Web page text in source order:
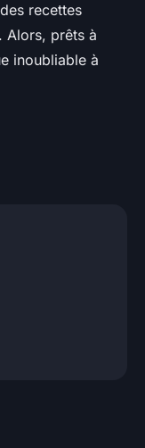
recettes
Alors, prêts à
inoubliable à